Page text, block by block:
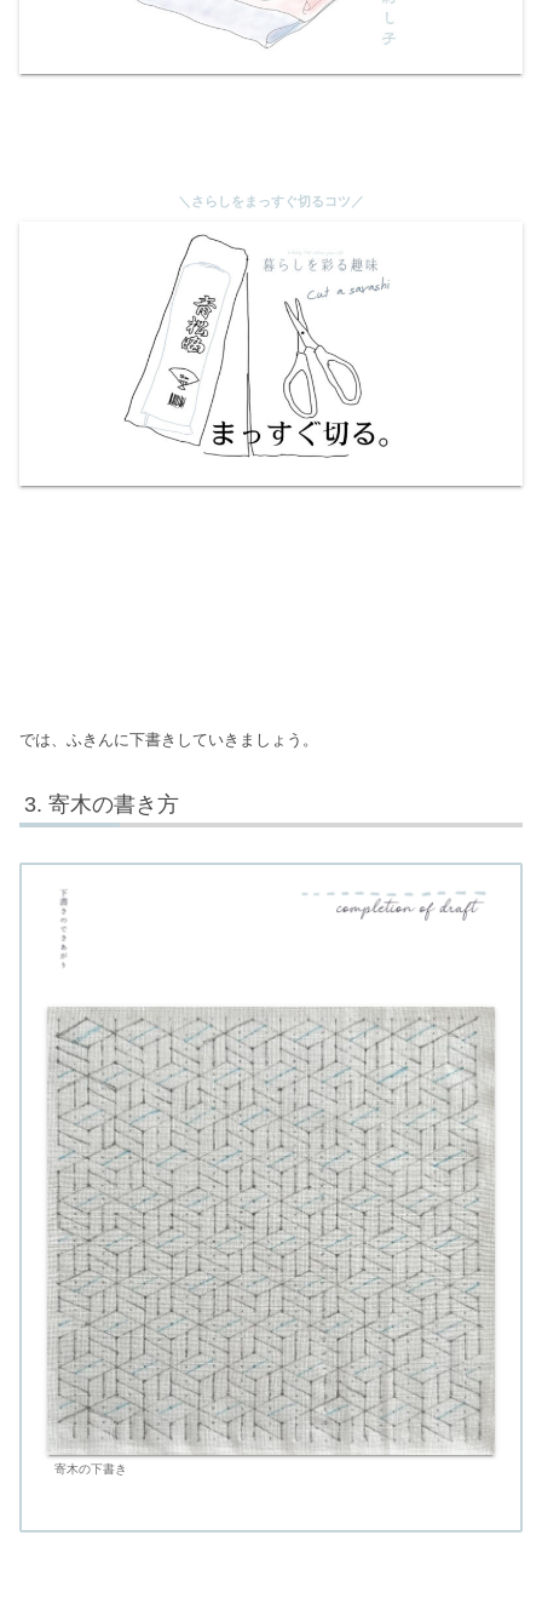
＼さらしをまっすぐ切るコツ／
では、ふきんに下書きしていきましょう。
寄木の書き方
寄木の下書き